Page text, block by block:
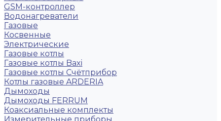
GSM-контроллер
Водонагреватели
Газовые
Косвенные
Электрические
Газовые котлы
Газовые котлы Baxi
Газовые котлы Счётприбор
Котлы газовые ARDERIA
Дымоходы
Дымоходы FERRUM
Коаксиальные комплекты